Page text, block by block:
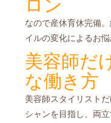
ロン
なので産休育休完備
イルの変化によるお
美容師だ
な働き方
美容師スタイリスト
シャンを目指し、両